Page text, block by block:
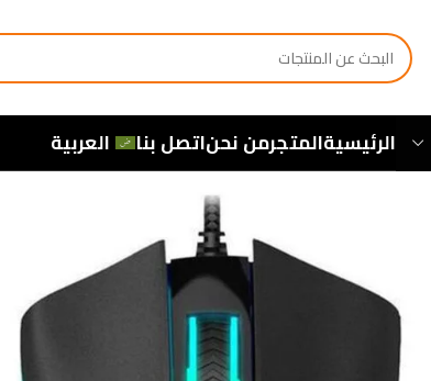
الرئيسيةالمتجرمن نحناتصل بنا العربية